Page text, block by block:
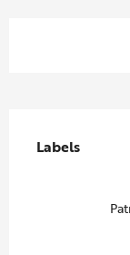
Labels
Labels